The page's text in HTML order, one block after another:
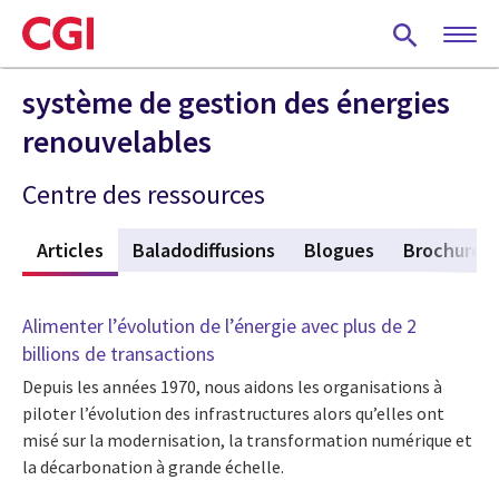
Skip
to
main
content
système de gestion des énergies
renouvelables
Centre des ressources
Articles (active tab)
Baladodiffusions Blogues Brochures
Alimenter l’évolution de l’énergie avec plus de 2
billions de transactions
Depuis les années 1970, nous aidons les organisations à
piloter l’évolution des infrastructures alors qu’elles ont
misé sur la modernisation, la transformation numérique et
la décarbonation à grande échelle.